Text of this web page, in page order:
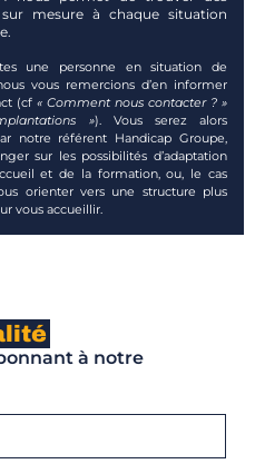
mesure à chaque situation
une personne en situation de
vous remercions d’en informer
(cf« Comment nous contacter ? »
»). Vous serez alors
notre référent Handicap Groupe,
sur les possibilités d’adaptation
et de la formation, ou, le cas
orienter vers une structure plus
vous accueillir.
à notre